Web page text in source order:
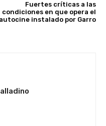
Fuertes críticas a las
condiciones en que opera el
autocine instalado por Garro